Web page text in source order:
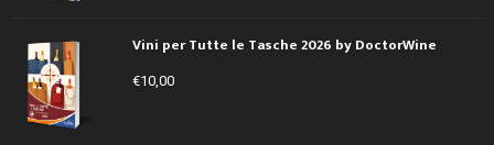
Vini per Tutte le Tasche 2026 by DoctorWine
€10,00